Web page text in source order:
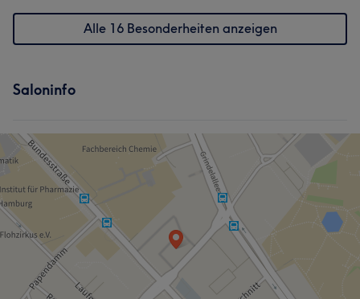
Alle 16 Besonderheiten anzeigen
Saloninfo